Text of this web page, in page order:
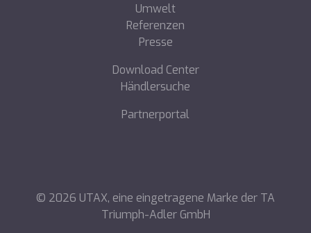
Umwelt
Referenzen
Presse
Download Center
Händlersuche
Partnerportal
© 2026 UTAX, eine eingetragene Marke der TA
Triumph-Adler GmbH